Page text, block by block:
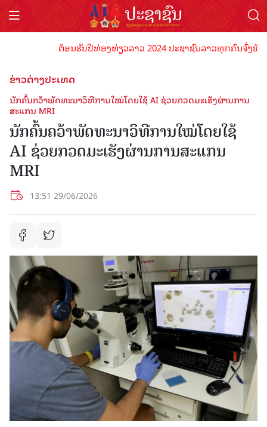
ຕ້ອນຮັບປີທ່ອງທ່ຽວລາວ 2024 ປະຊາຊົນລາວທຸກຄົນຈົ່ງພ້ອ
ຂ່າວຕ່າງປະເທດ
ນັກຄົ້ນຄວ້າພັດທະນາວິທີການໃໝ່ໂດຍໃຊ້ AI ຊ່ວຍກວດມະເຮັງຜ່ານການ
ສະແກນ MRI
ນັກຄົ້ນຄວ້າພັດທະນາວິທີການໃໝ່ໂດຍໃຊ້
AI ຊ່ວຍກວດມະເຮັງຜ່ານການສະແກນ
MRI
13:51 29/06/2026